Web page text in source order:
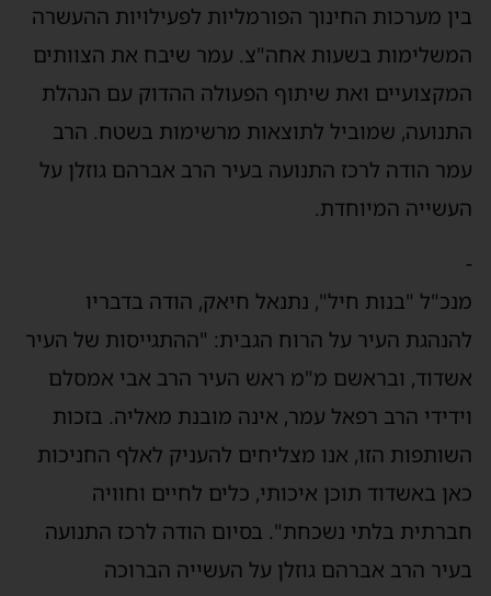
בין מערכות החינוך הפורמליות לפעילויות ההעשרה
המשלימות בשעות אחה"צ. עמר שיבח את הצוותים
המקצועיים ואת שיתוף הפעולה ההדוק עם הנהלת
התנועה, שמוביל לתוצאות מרשימות בשטח. הרב
עמר הודה לרכז התנועה בעיר הרב אברהם גוזלן על
העשייה המיוחדת.
-
מנכ"ל "בנות חיל", נתנאל חיאק, הודה בדבריו
להנהגת העיר על הרוח הגבית: "ההתגייסות של העיר
אשדוד, ובראשם מ"מ ראש העיר הרב אבי אמסלם
וידידי הרב רפאל עמר, אינה מובנת מאליה. בזכות
השותפות הזו, אנו מצליחים להעניק לאלף החניכות
כאן באשדוד תוכן איכותי, כלים לחיים וחוויה
חברתית בלתי נשכחת". בסיום הודה לרכז התנועה
בעיר הרב אברהם גוזלן על העשייה הברוכה